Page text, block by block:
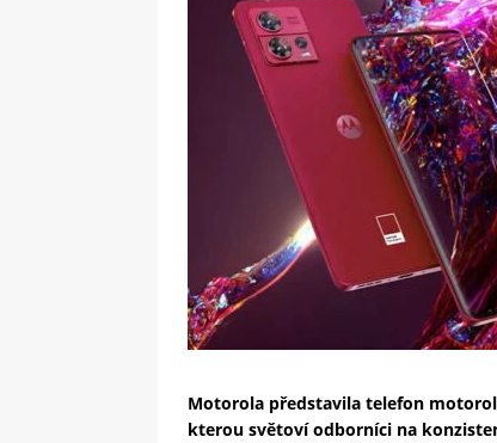
Motorola představila telefon
kterou světoví odborníci na